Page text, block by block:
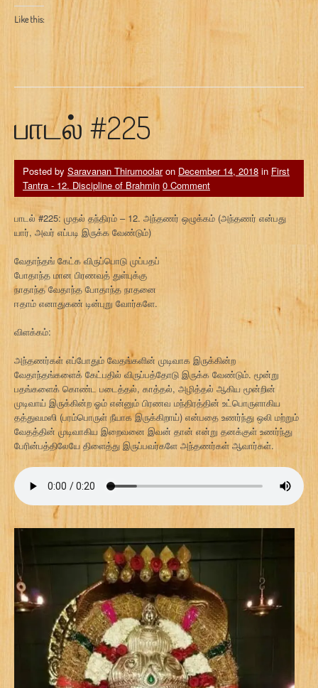
Like this:
பாடல் #225
Posted by Saravanan Thirumoolaron December 14, 2018 in First
Tantra - 12. Discipline of Brahmin 0 Comment
பாடல் #225: முதல் தந்திரம் – 12. அந்தணர் ஒழுக்கம் (அந்தணர் என்பது
யார், அவர் எப்படி இருக்க வேண்டும்)
வேதாந்தங் கேட்க விருப்பொடு முப்பதப்
போதாந்த மான பிரணவத் துள்புக்கு
நாதாந்த வேதாந்த போதாந்த நாதனை
ஈதாம் எனாதுகண் டின்புறு வோர்களே.
விளக்கம்:
அந்தணர்கள் எப்போதும் வேதங்களின் முடிவாக இருக்கின்ற
வேதாந்தங்களைக் கேட்பதில் விருப்பத்தோடு இருக்க வேண்டும். மூன்று
பதங்களைக் கொண்ட படைத்தல், காத்தல், அழித்தல் ஆகிய மூன்றின்
முடிவாய் இருக்கின்ற ஓம் என்னும் பிரணவ மந்திரத்தின் உட்பொருளாகிய
தத்துவமஸி (பரம்பொருள் நீயாக இருக்கிறாய்) என்பதை உணர்ந்து ஒலி மற்றும்
வேதத்தின் முடிவாகிய இறைவனை இவன் தான் என்று தனக்குள் உணர்ந்து
பேரின்பத்திலேயே திளைத்து இருப்பவர்களே அந்தணர்கள் ஆவார்கள்.